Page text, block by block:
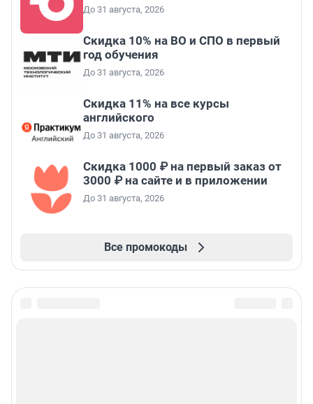
До 31 августа, 2026
Скидка 10% на ВО и СПО в первый
год обучения
До 31 августа, 2026
Скидка 11% на все курсы
английского
До 31 августа, 2026
Скидка 1000 ₽ на первый заказ от
3000 ₽ на сайте и в приложении
До 31 августа, 2026
Все промокоды